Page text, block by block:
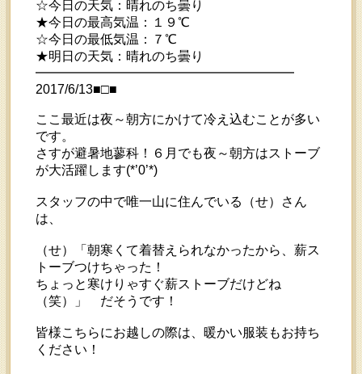
☆今日の天気：晴れのち曇り
★今日の最高気温：１９℃
☆今日の最低気温：７℃
★明日の天気：晴れのち曇り
━━━━━━━━━━━━━━━━━━━━
2017/6/13■□■
ここ最近は夜～朝方にかけて冷え込むことが多い
です。
さすが避暑地蓼科！６月でも夜～朝方はストーブ
が大活躍します(*’0’*)
スタッフの中で唯一山に住んでいる（せ）さん
は、
（せ）「朝寒くて着替えられなかったから、薪ス
トーブつけちゃった！
ちょっと寒けりゃすぐ薪ストーブだけどね
（笑）」 だそうです！
皆様こちらにお越しの際は、暖かい服装もお持ち
ください！